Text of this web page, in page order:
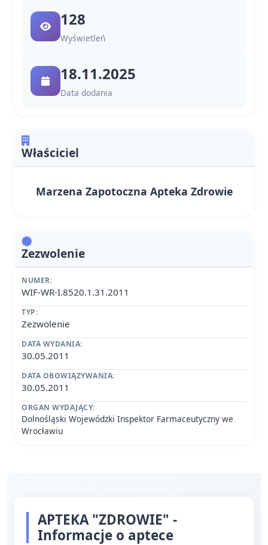
128
Wyświetleń
18.11.2025
Data dodania
Właściciel
Marzena Zapotoczna Apteka Zdrowie
Zezwolenie
NUMER:
WIF-WR-I.8520.1.31.2011
TYP:
Zezwolenie
DATA WYDANIA:
30.05.2011
DATA OBOWIĄZYWANIA:
30.05.2011
ORGAN WYDAJĄCY:
Dolnośląski Wojewódzki Inspektor Farmaceutyczny we
Wrocławiu
APTEKA "ZDROWIE" -
Informacje o aptece